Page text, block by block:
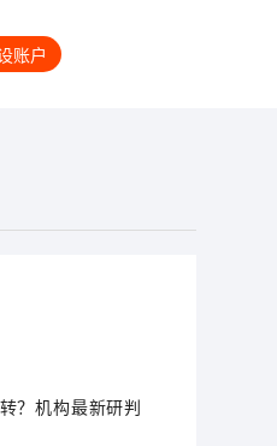
账户
？机构最新研判